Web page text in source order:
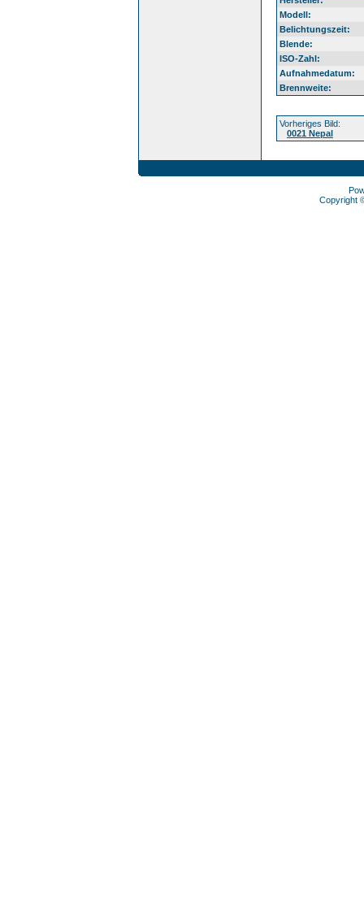
Modell:
Belichtungszeit:
Blende:
ISO-Zahl:
Aufnahmedatum:
Brennweite:
Vorheriges Bild:
0021 Nepal
Copyright